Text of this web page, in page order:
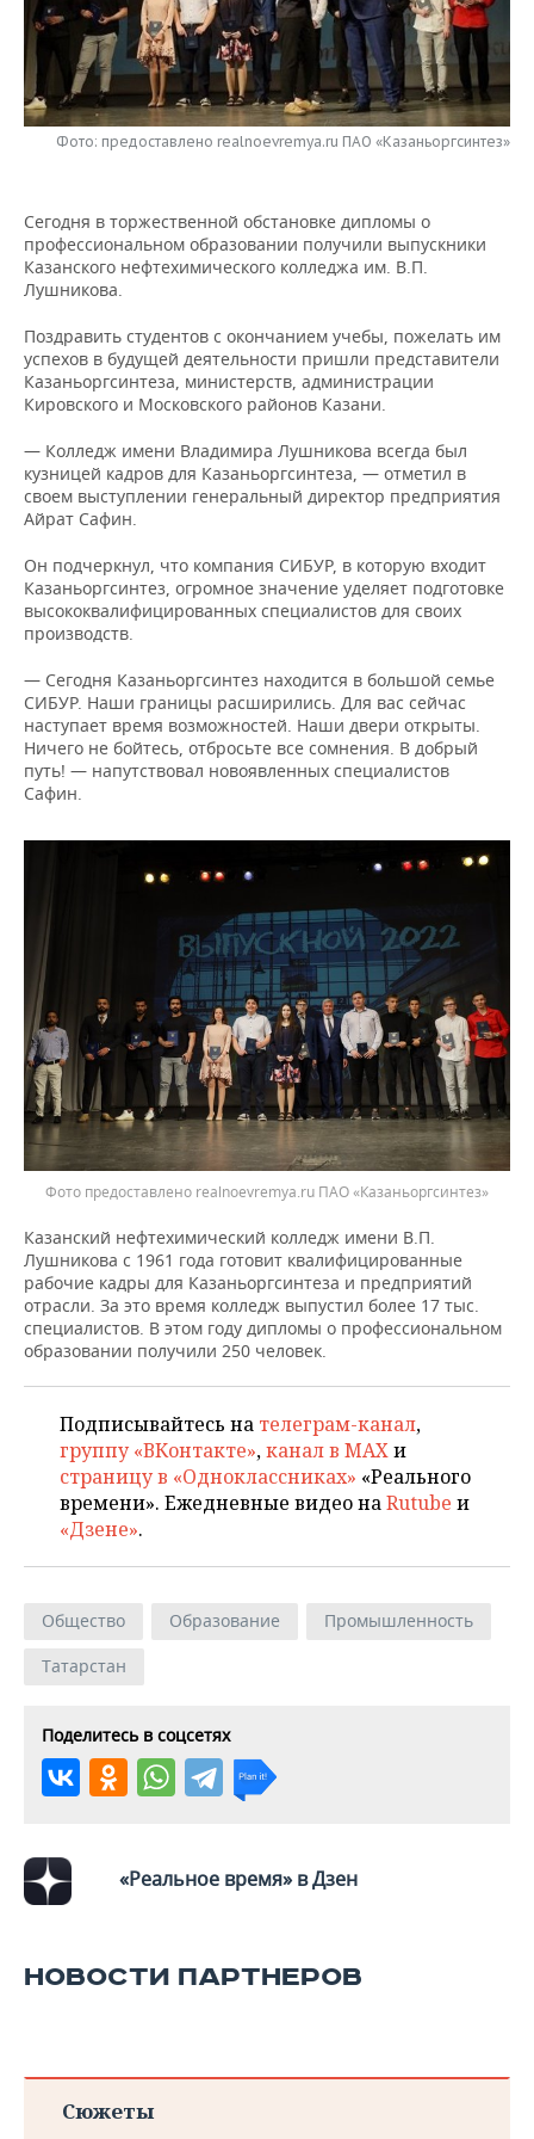
НЕФТЕХИМИЯ
НЕФТЬ
ОПК
РОЗНИЧНАЯ ТОРГОВЛЯ
ТРАНСПОРТ
УСЛУГИ
НОВОСТИ ТЕХНОЛОГИЙ
IT
МЕДИА
МЕРОПРИЯТИЯ
НОВОСТИ МЕРОПРИЯТИЙ
ВЫЕЗДНАЯ РЕДАКЦИЯ
ONLINE-КОНФЕРЕНЦИИ
СПОРТ
НОВОСТИ СПОРТА
ХОККЕЙ
ВОЛЕЙБОЛ
ФИГУРНОЕ КАТАНИЕ
ХОККЕЙ С МЯЧОМ
ОБЩЕСТВО
ВЛАСТЬ
ИСТОРИЯ
МЕДИЦИНА
ПРОИСШЕСТВИЯ
ФОТОГАЛЕРЕЯ
СЮЖЕТЫ
СПИСОК ПЕРСОН
ПОЛНАЯ ВЕРСИЯ
Фото: предоставлено realnoevremya.ru ПАО «Казаньоргсинтез»
Сегодня в торжественной обстановке дипломы о
профессиональном образовании получили выпускники
Казанского нефтехимического колледжа им. В.П.
Лушникова.
Поздравить студентов с окончанием учебы, пожелать им
успехов в будущей деятельности пришли представители
Казаньоргсинтеза, министерств, администрации
Кировского и Московского районов Казани.
— Колледж имени Владимира Лушникова всегда был
кузницей кадров для Казаньоргсинтеза, — отметил в
своем выступлении генеральный директор предприятия
Айрат Сафин.
Он подчеркнул, что компания СИБУР, в которую входит
Казаньоргсинтез, огромное значение уделяет подготовке
высококвалифицированных специалистов для своих
производств.
— Сегодня Казаньоргсинтез находится в большой семье
СИБУР. Наши границы расширились. Для вас сейчас
наступает время возможностей. Наши двери открыты.
Ничего не бойтесь, отбросьте все сомнения. В добрый
путь! — напутствовал новоявленных специалистов
Сафин.
Фото предоставлено realnoevremya.ru ПАО «Казаньоргсинтез»
Казанский нефтехимический колледж имени В.П.
Лушникова с 1961 года готовит квалифицированные
рабочие кадры для Казаньоргсинтеза и предприятий
отрасли. За это время колледж выпустил более 17 тыс.
специалистов. В этом году дипломы о профессиональном
образовании получили 250 человек.
Подписывайтесь на телеграм-канал,
группу «ВКонтакте»,канал в MAXи
страницу в «Одноклассниках» «Реального
времени». Ежедневные видео наRutube и
«Дзене».
Общество Образование
Промышленность
Татарстан
Поделитесь в соцсетях
«Реальное время» в Дзен
НОВОСТИ ПАРТНЕРОВ
Сюжеты